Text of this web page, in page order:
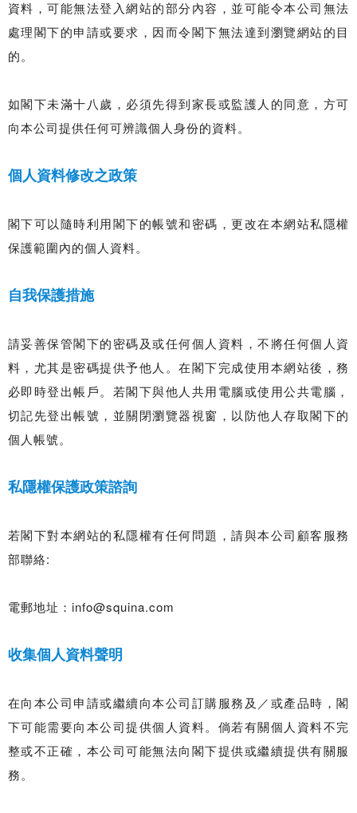
資料，可能無法登入網站的部分內容，並可能令本公司無法
處理閣下的申請或要求，因而令閣下無法達到瀏覽網站的目
的。
如閣下未滿十八歲，必須先得到家長或監護人的同意，方可
向本公司提供任何可辨識個人身份的資料。
個人資料修改之政策
閣下可以隨時利用閣下的帳號和密碼，更改在本網站私隱權
保護範圍內的個人資料。
自我保護措施
請妥善保管閣下的密碼及或任何個人資料，不將任何個人資
料，尤其是密碼提供予他人。在閣下完成使用本網站後，務
必即時登出帳戶。若閣下與他人共用電腦或使用公共電腦，
切記先登出帳號，並關閉瀏覽器視窗，以防他人存取閣下的
個人帳號。
私隱權保護政策諮詢
若閣下對本網站的私隱權有任何問題，請與本公司顧客服務
部聯絡:
電郵地址：info@squina.com
收集個人資料聲明
在向本公司申請或繼續向本公司訂購服務及／或產品時，閣
下可能需要向本公司提供個人資料。倘若有關個人資料不完
整或不正確，本公司可能無法向閣下提供或繼續提供有關服
務。